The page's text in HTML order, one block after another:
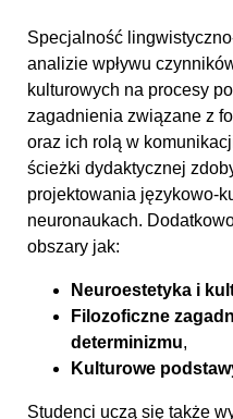
Specjalność
analizie wpływu
kulturowych na procesy
zagadnienia związane z
oraz ich rolą w
ścieżki dydaktycznej
projektowania językowo-
neuronaukach.
obszary jak:
Neuroestetyka i
Filozoficzne
determinizmu,
Kulturowe
Studenci uczą się także